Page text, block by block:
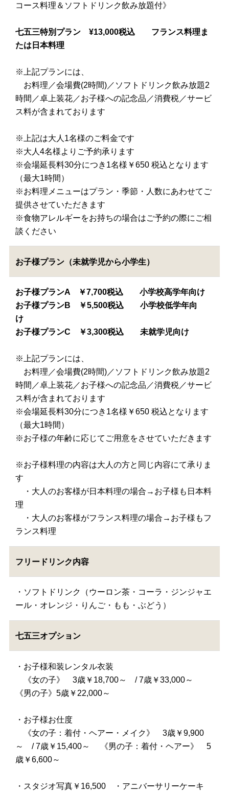
コース料理＆ソフトドリンク飲み放題付》
七五三特別プラン ¥13,000税込 フランス料理ま
たは日本料理
※上記プランには、
お料理／会場費(2時間)／ソフトドリンク飲み放題2
時間／卓上装花／お子様への記念品／消費税／サービ
ス料が含まれております
※上記は大人1名様のご料金です
※大人4名様よりご予約承ります
※会場延長料30分につき1名様￥650 税込となります
（最大1時間）
※お料理メニューはプラン・季節・人数にあわせてご
提供させていただきます
※食物アレルギーをお持ちの場合はご予約の際にご相
談ください
お子様プラン（未就学児から小学生）
お子様プランA ￥7,700税込 小学校高学年向け
お子様プランB ￥5,500税込 小学校低学年向
け
お子様プランC ￥3,300税込 未就学児向け
※上記プランには、
お料理／会場費(2時間)／ソフトドリンク飲み放題2
時間／卓上装花／お子様への記念品／消費税／サービ
ス料が含まれております
※会場延長料30分につき1名様￥650 税込となります
（最大1時間）
※お子様の年齢に応じてご用意をさせていただきます
※お子様料理の内容は大人の方と同じ内容にて承りま
す
・大人のお客様が日本料理の場合→お子様も日本料
理
・大人のお客様がフランス料理の場合→お子様もフ
ランス料理
フリードリンク内容
・ソフトドリンク（ウーロン茶・コーラ・ジンジャエ
ール・オレンジ・りんご・もも・ぶどう）
七五三オプション
・お子様和装レンタル衣装
《女の子》 3歳￥18,700～ / 7歳￥33,000～
《男の子》5歳￥22,000～
・お子様お仕度
《女の子：着付・ヘアー・メイク》 3歳￥9,900
～ / 7歳￥15,400～ 《男の子：着付・ヘアー》 5
歳￥6,600～
・スタジオ写真￥16,500 ・アニバーサリーケーキ